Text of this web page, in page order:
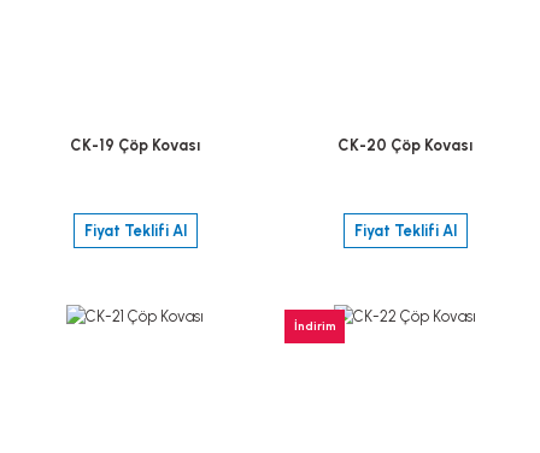
CK-19 Çöp Kovası
Fiyat Teklifi Al
CK-20 Çöp Kovası
Fiyat Teklifi Al
İndirim